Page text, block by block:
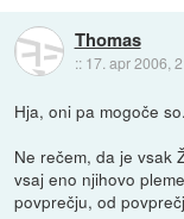
Thomas
:: 17. apr 2006,
Hja, oni pa mogoče
Ne rečem, da je vsak
vsaj eno njihovo
povprečju, od